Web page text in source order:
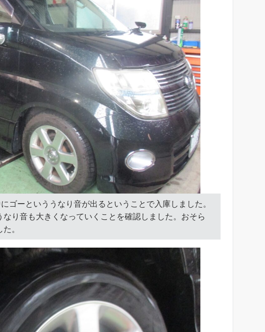
ーといううなり音が出るということで入庫しました。
り音も大きくなっていくことを確認しました。おそら
。